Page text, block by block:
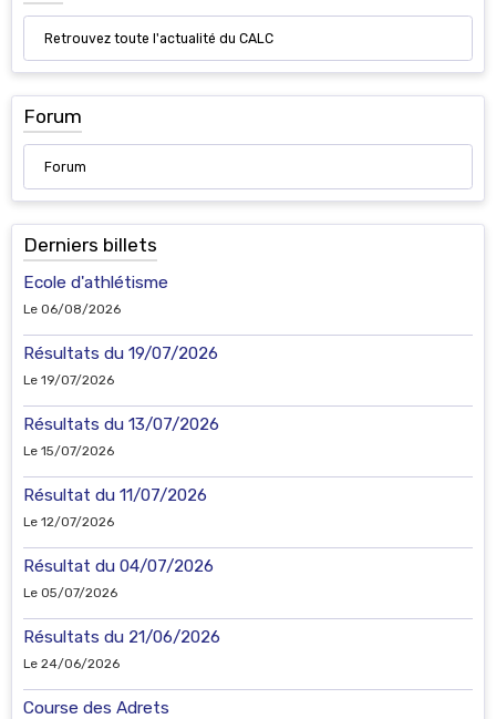
Retrouvez toute l'actualité du CALC
Forum
Forum
Derniers billets
Ecole d'athlétisme
Le 06/08/2026
Résultats du 19/07/2026
Le 19/07/2026
Résultats du 13/07/2026
Le 15/07/2026
Résultat du 11/07/2026
Le 12/07/2026
Résultat du 04/07/2026
Le 05/07/2026
Résultats du 21/06/2026
Le 24/06/2026
Course des Adrets